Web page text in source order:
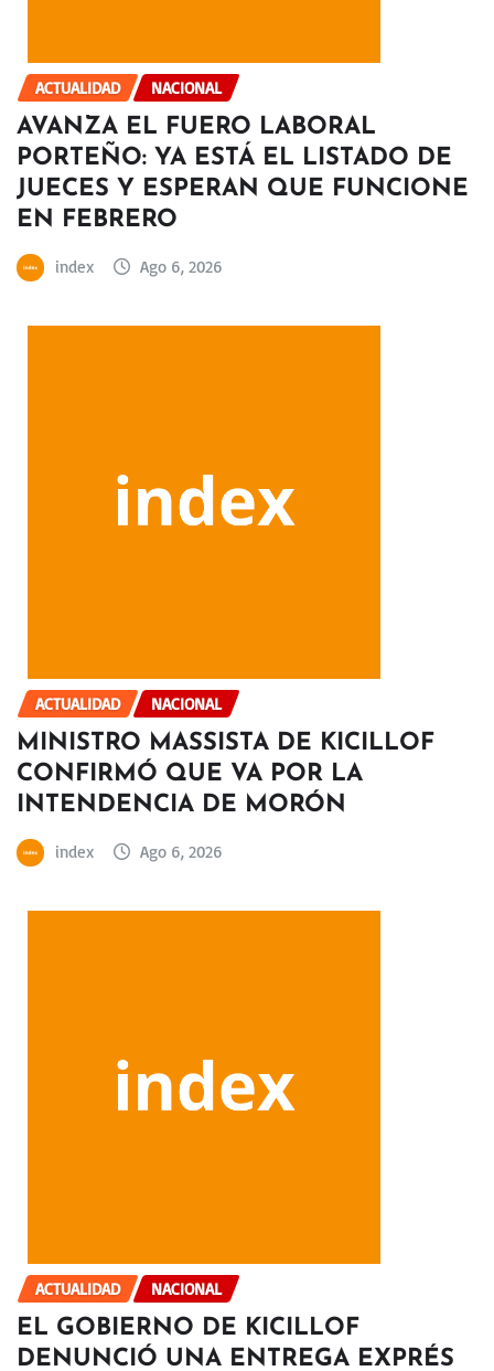
ACTUALIDAD NACIONAL
AVANZA EL FUERO LABORAL
PORTEÑO: YA ESTÁ EL LISTADO DE
JUECES Y ESPERAN QUE FUNCIONE
EN FEBRERO
index Ago 6, 2026
ACTUALIDAD NACIONAL
MINISTRO MASSISTA DE KICILLOF
CONFIRMÓ QUE VA POR LA
INTENDENCIA DE MORÓN
index Ago 6, 2026
ACTUALIDAD NACIONAL
EL GOBIERNO DE KICILLOF
DENUNCIÓ UNA ENTREGA EXPRÉS